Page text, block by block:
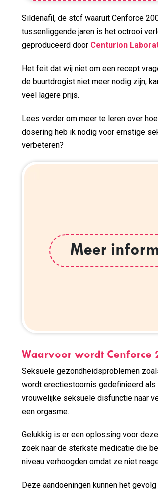
Sildenafil, de stof waaruit Cenforce
tussenliggende jaren is het octrooi
geproduceerd door Centurion
Het feit dat wij niet om een recept
de buurtdrogist niet meer nodig zijn,
veel lagere prijs.
Lees verder om meer te leren over
dosering heb ik nodig voor ernstige
verbeteren?
Meer
Waarvoor wordt Cenforce
Seksuele gezondheidsproblemen
wordt erectiestoornis gedefinieerd als
vrouwelijke seksuele disfunctie naar
een orgasme.
Gelukkig is er een oplossing voor
zoek naar de sterkste medicatie die
niveau verhoogden omdat ze niet
Deze aandoeningen kunnen het